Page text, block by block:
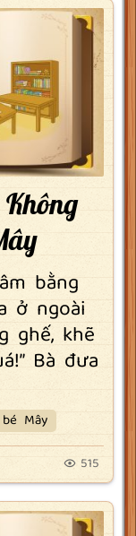
bằng
ở ngoài
ghế, khẽ
Bà đưa
Mây
515